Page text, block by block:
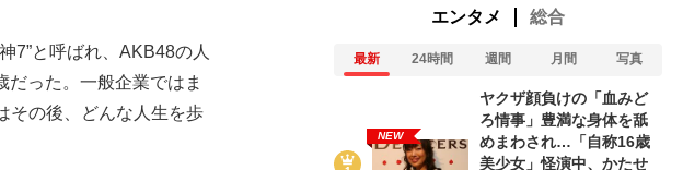
7”と呼ばれ、AKB48の人
った。一般企業ではま
その後、どんな人生を歩
エンタメ 総合
最新 24時間 週間 月間 写真
NEW
ヤクザ顔負けの「血みど
ろ情事」豊満な身体を舐
めまわされ…「自称16歳
美少女」怪演中、かたせ